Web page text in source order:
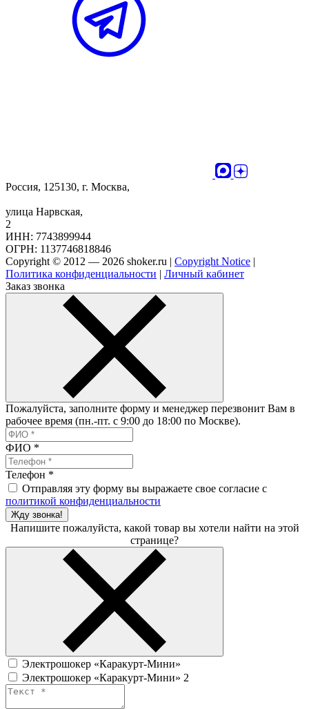
Россия, 125130, г. Москва,
улица Нарвская,
2
ИНН: 7743899944
ОГРН: 1137746818846
Copyright © 2012 — 2026 shoker.ru | Copyright Notice |
Политика конфиденциальности | Личный кабинет
Заказ звонка
Пожалуйста, заполните форму и менеджер перезвонит Вам в
рабочее время (пн.-пт. с 9:00 до 18:00 по Москве).
ФИО *
Телефон *
Отправляя эту форму вы выражаете свое согласие с
политикой конфиденциальности
Жду звонка!
Напишите пожалуйста, какой товар вы хотели найти на этой
странице?
Электрошокер «Каракурт-Мини»
Электрошокер «Каракурт-Мини» 2